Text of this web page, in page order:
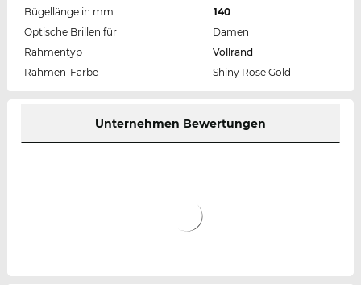
Bügellänge in mm
140
Optische Brillen für
Damen
Rahmentyp
Vollrand
Rahmen-Farbe
Shiny Rose Gold
Unternehmen Bewertungen